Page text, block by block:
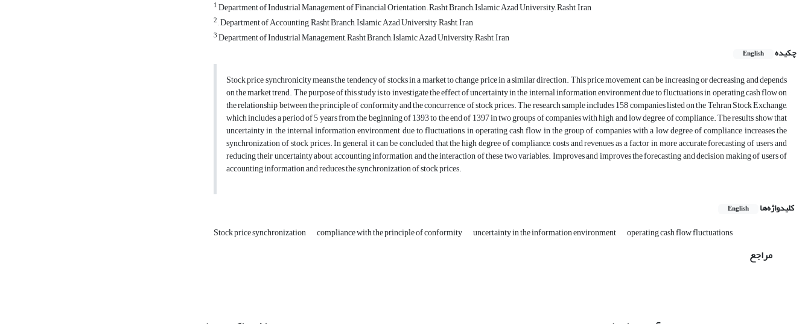
1Department of Industrial Management of Financial Orientation , Rasht Branch, Islamic Azad University, Rasht, Iran
2, Department of Accounting, Rasht Branch, Islamic Azad University, Rasht, Iran
3Department of Industrial Management, Rasht Branch, Islamic Azad University, Rasht, Iran
چکیده
English
Stock price synchronicity means the tendency of stocks in a market to change price in a similar direction. This price movement can be increasing or decreasing and depends
on the market trend. The purpose of this study is to investigate the effect of uncertainty in the internal information environment due to fluctuations in operating cash flow on
the relationship between the principle of conformity and the concurrence of stock prices. The research sample includes 158 companies listed on the Tehran Stock Exchange,
which includes a period of 5 years from the beginning of 1393 to the end of 1397 in two groups of companies with high and low degree of compliance. The results show that
uncertainty in the internal information environment due to fluctuations in operating cash flow in the group of companies with a low degree of compliance increases the
synchronization of stock prices. In general, it can be concluded that the high degree of compliance, costs and revenues as a factor in more accurate forecasting of users and
reducing their uncertainty about accounting information and the interaction of these two variables. Improves and improves the forecasting and decision making of users of
accounting information and reduces the synchronization of stock prices.
کلیدواژه‌ها English
Stock price synchronization compliance with the principle of conformity uncertainty in the information environment operating cash flow fluctuations
مراجع